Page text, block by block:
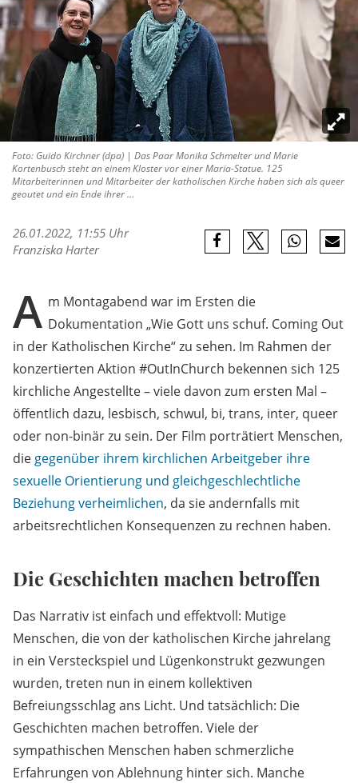
Foto: Guido Kirchner (dpa) | Das Paar Monika Schmelter und Marie
Kortenbusch steht an einem Kloster vor einer Maria-Statue. 125
Mitarbeiterinnen und Mitarbeiter der katholischen Kirche haben sich als queer
geoutet und ein Ende ihrer ...
26.01.2022, 11:55 Uhr
Franziska Harter
A m Montagabend war im Ersten die
Dokumentation „Wie Gott uns schuf. Coming Out
in der Katholischen Kirche“ zu sehen. Im Rahmen der
konzertierten Aktion #OutInChurch bekennen sich 125
kirchliche Angestellte – viele davon zum ersten Mal –
öffentlich dazu, lesbisch, schwul, bi, trans, inter, queer
oder non-binär zu sein. Der Film porträtiert Menschen,
die gegenüber ihrem kirchlichen Arbeitgeber ihre
sexuelle Orientierung und gleichgeschlechtliche
Beziehung verheimlichen, da sie andernfalls mit
arbeitsrechtlichen Konsequenzen zu rechnen haben.
Die Geschichten machen betroffen
Das Narrativ ist einfach und effektvoll: Mutige
Menschen, die von der katholischen Kirche jahrelang
in ein Versteckspiel und Lügenkonstrukt gezwungen
wurden, treten nun in einem kollektiven
Befreiungsschlag ans Licht. Und tatsächlich: Die
Geschichten machen betroffen. Viele der
sympathischen Menschen haben schmerzliche
Erfahrungen von Ablehnung hinter sich. Manche